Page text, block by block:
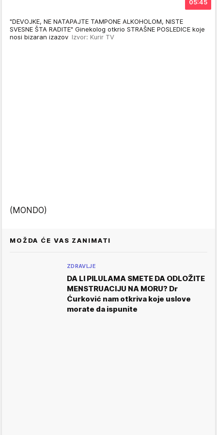
05:45
"DEVOJKE, NE NATAPAJTE TAMPONE ALKOHOLOM, NISTE
SVESNE ŠTA RADITE" Ginekolog otkrio STRAŠNE POSLEDICE koje
nosi bizaran izazov Izvor: Kurir TV
(MONDO)
MOŽDA ĆE VAS ZANIMATI
ZDRAVLJE
DA LI PILULAMA SMETE DA ODLOŽITE
MENSTRUACIJU NA MORU? Dr
Ćurković nam otkriva koje uslove
morate da ispunite